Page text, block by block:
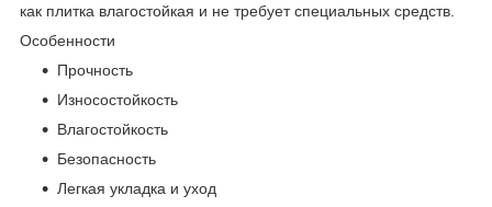
как плитка влагостойкая и не требует специальных средств.
Особенности
Прочность
Износостойкость
Влагостойкость
Безопасность
Легкая укладка и уход